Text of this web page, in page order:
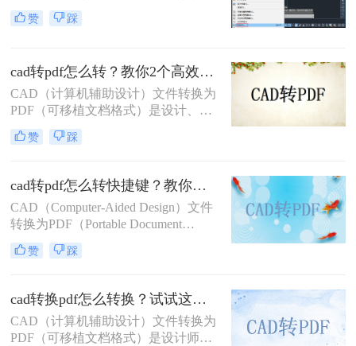
是不可或缺的工具。然而，CAD源文
件（如DWG）的查看和传播严重依
CAD图纸导出为通用的PDF格式成为
了标准流程。PDF文件能完美保留图
纸的矢量信息、图层、比例和布局，
开。那么cad怎么把图纸导出pdf的格
赞 踩
cad转pdf怎么转？教你2个高效转换方法！
CAD（计算机辅助设计）文件转换为
PDF（可移植文档格式）是设计、建
筑和工程领域常见的任务。PDF格式
不仅具有高度的兼容性和可读性，还
CAD转PDF怎么转呢？本文将介绍两
种将CAD文件转换为PDF的方法。
赞 踩
cad转pdf怎么转快捷键？教你二种很容易学会的方法！
CAD（Computer-Aided Design）文件
转换为PDF（Portable Document
Format）格式，可以方便地进行文件
共享、打印和存档。那么cad转pdf怎
的CAD转PDF方法，帮助您快速实现
文件转换。
赞 踩
cad转换pdf怎么转换？试试这二种实用方法！
CAD（计算机辅助设计）文件转换为
PDF（可移植文档格式）是设计师和